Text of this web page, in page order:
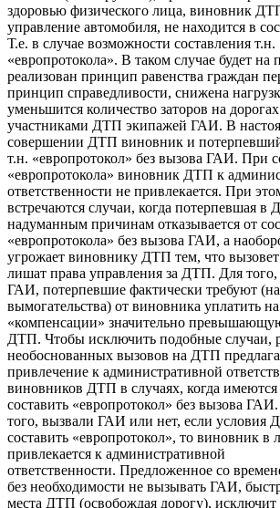
здоровью физического лица, виновник
управление автомобиля, не находится в
Т.е. в случае возможности составления т.н.
«европротокола». В таком случае будет на
реализован принцип равенства граждан
принцип справедливости, снижена
уменьшится количество заторов на
участниками ДТП экипажей ГАИ. В
совершении ДТП виновник и потерпевший
т.н. «европротокол» без вызова ГАИ. При
«европротокола» виновник ДТП к
ответственности не привлекается. При
встречаются случаи, когда потерпевшая в
надуманным причинам отказывается от
«европротокола» без вызова ГАИ, а
угрожает виновнику ДТП тем, что
лишат права управления за ДТП. Для
ГАИ, потерпевшие фактически требуют
вымогательства) от виновника уплатить
«компенсации» значительно
ДТП. Чтобы исключить подобные случаи,
необоснованных вызовов на ДТП
привлечение к административной
виновников ДТП в случаях, когда имеются
составить «европротокол» без вызова
того, вызвали ГАИ или нет, если условия
составить «европротокол», то виновник в
привлекается к административной
ответственности. Предложенное со
без необходимости не вызывать ГАИ,
места ДТП (освобождая дорогу), исключит